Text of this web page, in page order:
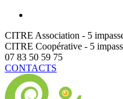
CITRE Association - 5
CITRE Coopérative - 5
07 83 50 59 75
CONTACTS